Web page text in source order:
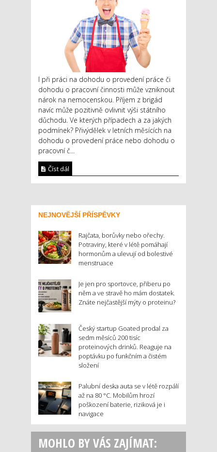
I při práci na dohodu o provedení práce či
dohodu o pracovní činnosti může vzniknout
nárok na nemocenskou. Příjem z brigád
navíc může pozitivně ovlivnit výši státního
důchodu. Ve kterých případech a za jakých
podmínek? Přivýdělek v letních měsících na
dohodu o provedení práce nebo dohodu o
pracovní č...
Číst dál
NEJNOVĚJŠÍ PŘÍSPĚVKY
Rajčata, borůvky nebo ořechy.
Potraviny, které v létě pomáhají
hormonům a ulevují od bolestivé
menstruace
Je jen pro sportovce, přiberu po
něm a ve stravě ho mám dostatek.
Znáte nejčastější mýty o proteinu?
Český startup Goated prodal za
sedm měsíců 200 tisíc
proteinových drinků. Reaguje na
poptávku po funkčním a čistém
složení
Palubní deska auta se v létě rozpálí
až na 80 °C. Mobilům hrozí
poškození baterie, riziková je i
navigace
MOHLO BY VÁS ZAJÍMAT: